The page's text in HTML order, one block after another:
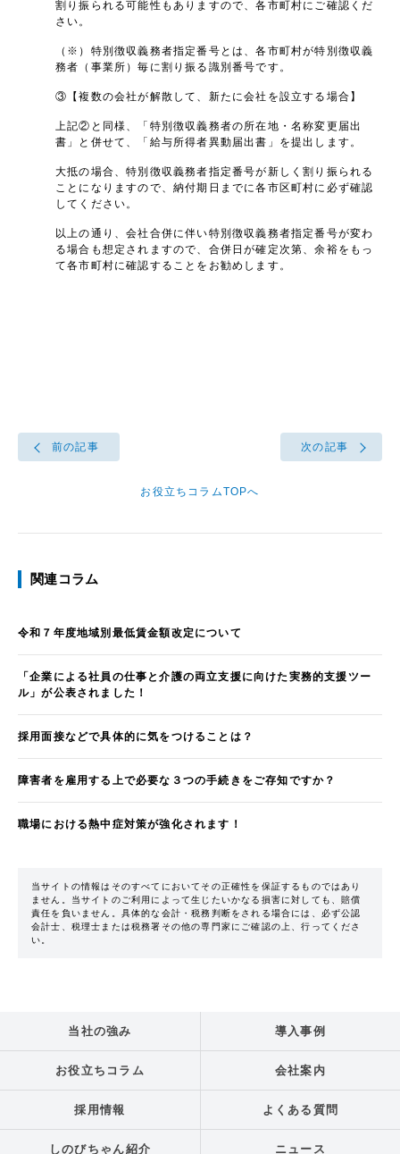
割り振られる可能性もありますので、各市町村にご確認くだ
さい。
（※）特別徴収義務者指定番号とは、各市町村が特別徴収義
務者（事業所）毎に割り振る識別番号です。
③【複数の会社が解散して、新たに会社を設立する場合】
上記②と同様、「特別徴収義務者の所在地・名称変更届出
書」と併せて、「給与所得者異動届出書」を提出します。
大抵の場合、特別徴収義務者指定番号が新しく割り振られる
ことになりますので、納付期日までに各市区町村に必ず確認
してください。
以上の通り、会社合併に伴い特別徴収義務者指定番号が変わ
る場合も想定されますので、合併日が確定次第、余裕をもっ
て各市町村に確認することをお勧めします。
前の記事
お役立ちコラムTOPへ
次の記事
関連コラム
令和７年度地域別最低賃金額改定について
「企業による社員の仕事と介護の両立支援に向けた実務的支援ツー
ル」が公表されました！
採用面接などで具体的に気をつけることは？
障害者を雇用する上で必要な３つの手続きをご存知ですか？
職場における熱中症対策が強化されます！
当サイトの情報はそのすべてにおいてその正確性を保証するものではあり
ません。当サイトのご利用によって生じたいかなる損害に対しても、賠償
責任を負いません。具体的な会計・税務判断をされる場合には、必ず公認
会計士、税理士または税務署その他の専門家にご確認の上、行ってくださ
い。
当社の強み 導入事例
お役立ちコラム 会社案内
採用情報 よくある質問
しのびちゃん紹介 ニュース